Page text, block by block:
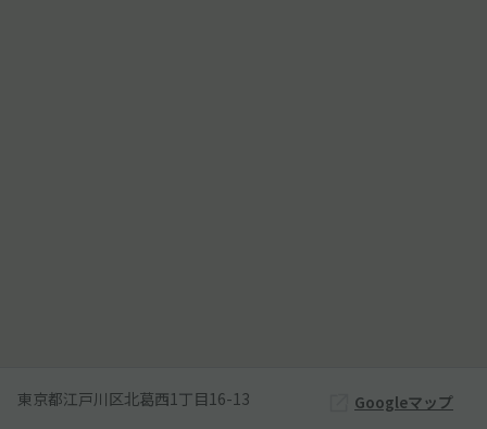
東京都江戸川区北葛西1丁目16-13 Googleマップ